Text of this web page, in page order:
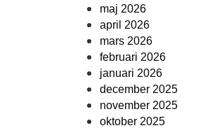
maj 2026
april 2026
mars 2026
februari 2026
januari 2026
december 2025
november 2025
oktober 2025